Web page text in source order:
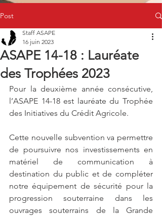
Post
ASAPE 14-18 : Lauréate
des Trophées 2023
Staff ASAPE
16 juin 2023
Pour la deuxième année consécutive,
l’ASAPE 14-18 est lauréate du Trophée
des Initiatives du Crédit Agricole.
Cette nouvelle subvention va permettre
de poursuivre nos investissements en
matériel de communication à
destination du public et de compléter
notre équipement de sécurité pour la
progression souterraine dans les
ouvrages souterrains de la Grande